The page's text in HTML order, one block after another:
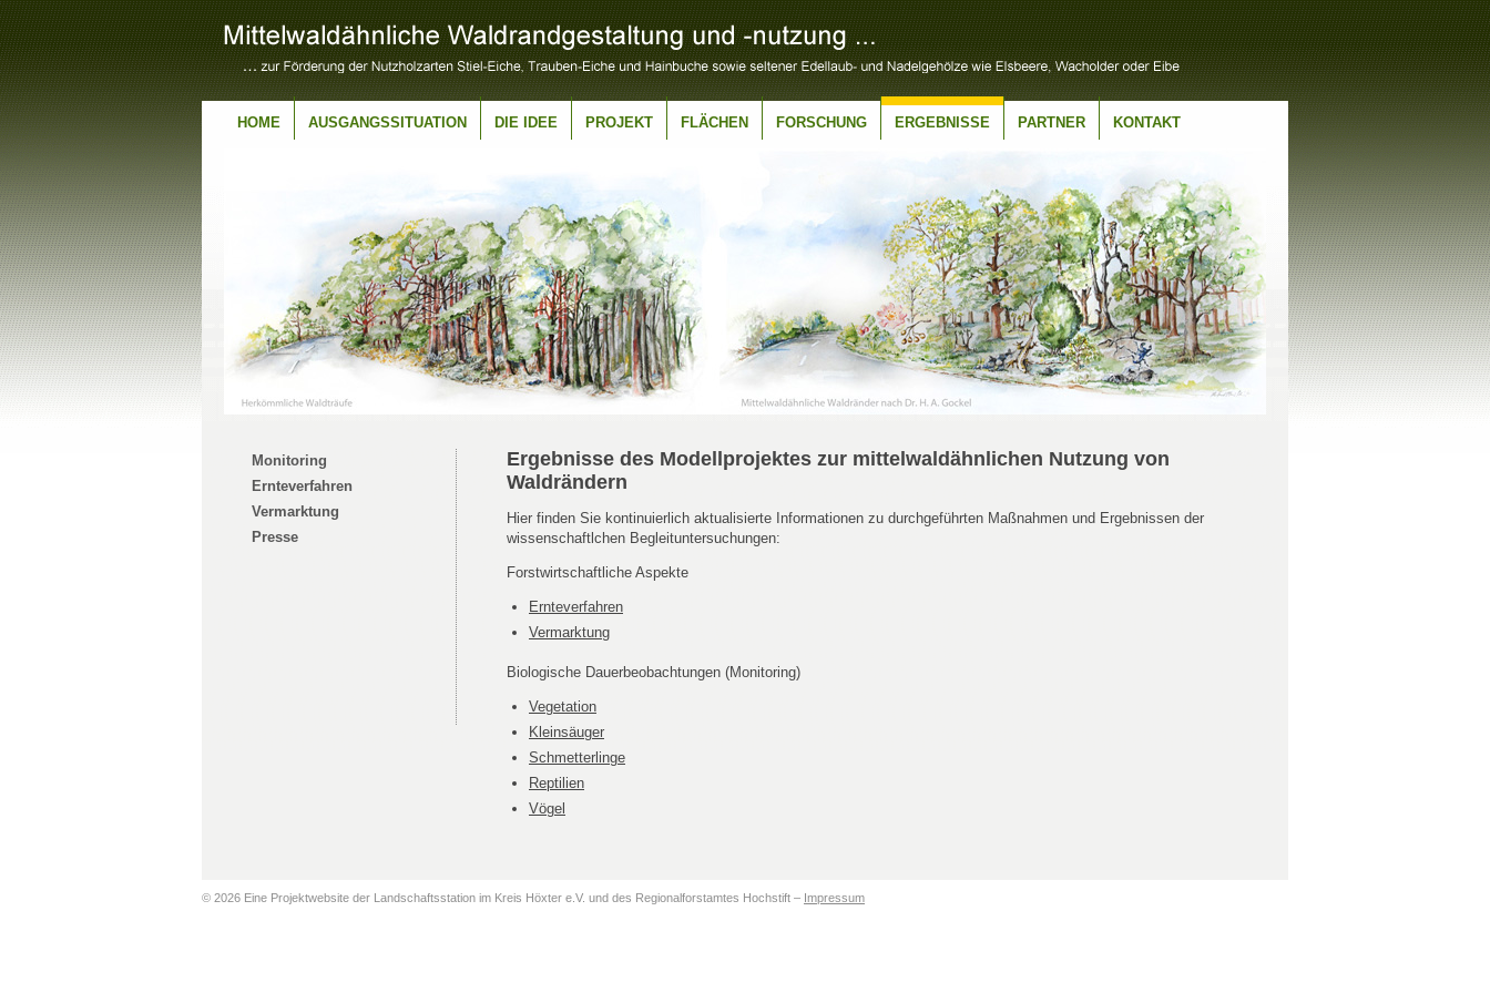
HOME AUSGANGSSITUATION DIE IDEE PROJEKT FLÄCHEN FORSCHUNG ERGEBNISSE PARTNER KONTAKT
Monitoring
Ernteverfahren
Vermarktung
Presse
Ergebnisse des Modellprojektes zur mittelwaldähnlichen Nutzung von
Waldrändern
Hier finden Sie kontinuierlich aktualisierte Informationen zu durchgeführten Maßnahmen und Ergebnissen der
wissenschaftlchen Begleituntersuchungen:
Forstwirtschaftliche Aspekte
Ernteverfahren
Vermarktung
Biologische Dauerbeobachtungen (Monitoring)
Vegetation
Kleinsäuger
Schmetterlinge
Reptilien
Vögel
© 2026 Eine Projektwebsite der Landschaftsstation im Kreis Höxter e.V. und des Regionalforstamtes Hochstift – Impressum